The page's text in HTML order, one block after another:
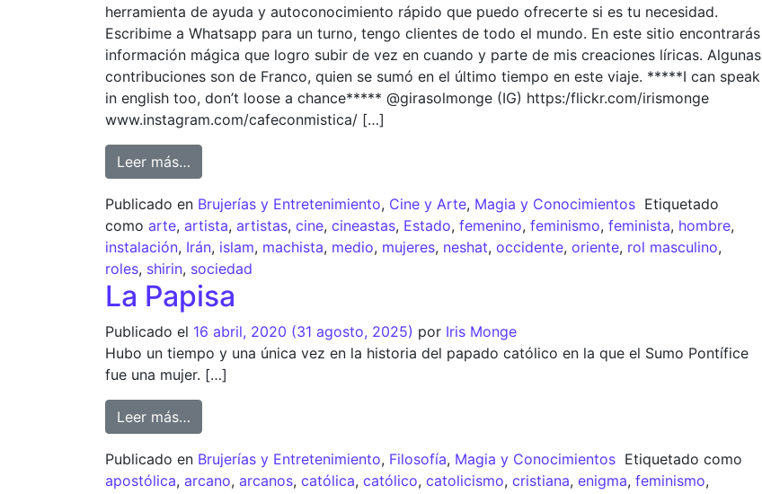
herramienta de ayuda y autoconocimiento rápido que puedo ofrecerte si es tu necesidad.
Escribime a Whatsapp para un turno, tengo clientes de todo el mundo. En este sitio encontrarás
información mágica que logro subir de vez en cuando y parte de mis creaciones líricas. Algunas
contribuciones son de Franco, quien se sumó en el último tiempo en este viaje. *****I can speak
in english too, don’t loose a chance***** @girasolmonge (IG) https:/flickr.com/irismonge
www.instagram.com/cafeconmistica/ […]
Leer más…
Publicado en Brujerías y Entretenimiento, Cine y Arte, Magia y Conocimientos Etiquetado
como arte, artista, artistas, cine, cineastas, Estado, femenino, feminismo, feminista, hombre,
instalación, Irán, islam, machista, medio, mujeres, neshat, occidente, oriente, rol masculino,
roles, shirin, sociedad
La Papisa
Publicado el 16 abril, 2020 (31 agosto, 2025) por Iris Monge
Hubo un tiempo y una única vez en la historia del papado católico en la que el Sumo Pontífice
fue una mujer. […]
Leer más…
Publicado en Brujerías y Entretenimiento, Filosofía, Magia y Conocimientos Etiquetado como
apostólica, arcano, arcanos, católica, católico, catolicismo, cristiana, enigma, feminismo,